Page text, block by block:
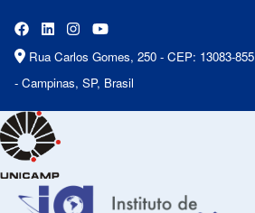
Rua Carlos Gomes, 250 - CEP: 13083-855
- Campinas, SP, Brasil